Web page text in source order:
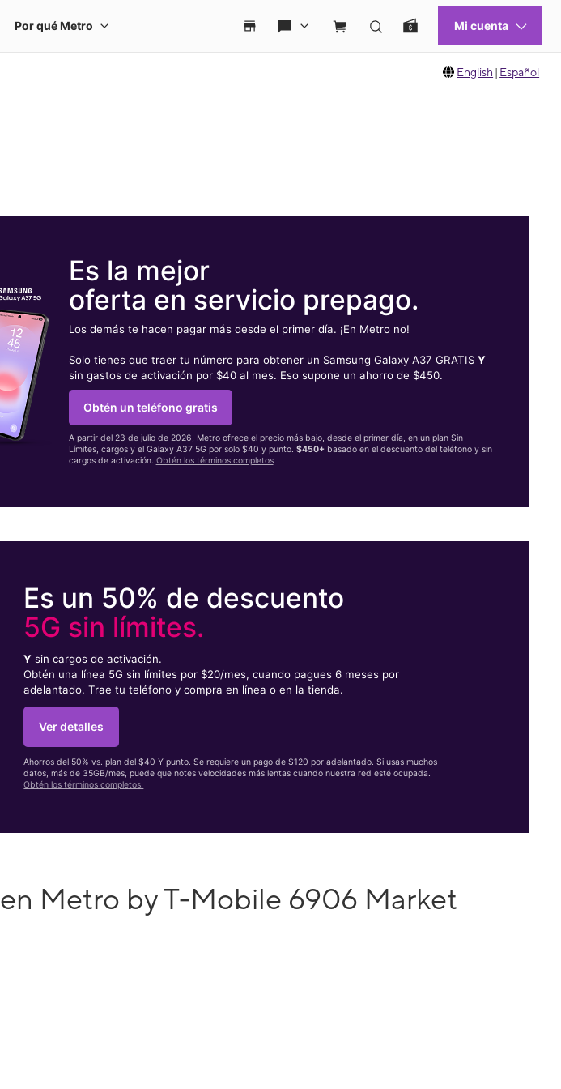
English | Español
Es la mejor
oferta en servicio prepago.
Los demás te hacen pagar más desde el primer día. ¡En Metro no!
Solo tienes que traer tu número para obtener un Samsung Galaxy A37 GRATIS Y
sin gastos de activación por $40 al mes. Eso supone un ahorro de $450.
Obtén un teléfono gratis
A partir del 23 de julio de 2026, Metro ofrece el precio más bajo, desde el primer día, en un plan Sin
Límites, cargos y el Galaxy A37 5G por solo $40 y punto. $450+basado en el descuento del teléfono y sin
cargos de activación. Obtén los términos completos
Es un 50% de descuento
5G sin límites.
Y sin cargos de activación.
Obtén una línea 5G sin límites por $20/mes, cuando pagues 6 meses por
adelantado. Trae tu teléfono y compra en línea o en la tienda.
Ver detalles
Ahorros del 50% vs. plan del $40 Y punto. Se requiere un pago de $120 por adelantado. Si usas muchos
datos, más de 35GB/mes, puede que notes velocidades más lentas cuando nuestra red esté ocupada.
Obtén los términos completos.
en Metro by T-Mobile 6906 Market